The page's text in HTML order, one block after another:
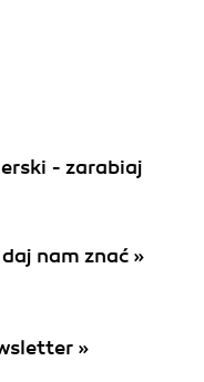
- zarabiaj
nam znać »
»